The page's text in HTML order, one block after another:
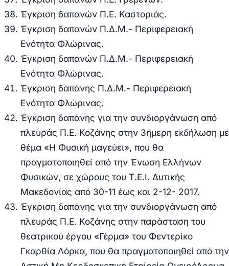
Έγκριση δαπανών Π.Ε. Καστοριάς.
Έγκριση δαπανών Π.Δ.Μ.- Περιφερειακή
Ενότητα Φλώρινας.
Έγκριση δαπανών Π.Δ.Μ.- Περιφερειακή
Ενότητα Φλώρινας.
Έγκριση δαπάνης Π.Δ.Μ.- Περιφερειακή
Ενότητα Φλώρινας.
Έγκριση δαπάνης για την συνδιοργάνωση από
πλευράς Π.Ε. Κοζάνης στην 3ήμερη εκδήλωση με
θέμα «Η Φυσική μαγεύει», που θα
πραγματοποιηθεί από την Ένωση Ελλήνων
Φυσικών, σε χώρους του Τ.Ε.Ι. Δυτικής
Μακεδονίας από 30-11 έως και 2-12- 2017.
Έγκριση δαπάνης για την συνδιοργάνωση από
πλευράς Π.Ε. Κοζάνης στην παράσταση του
θεατρικού έργου «Γέρμα» του Φεντερίκο
Γκαρθία Λόρκα, που θα πραγματοποιηθεί από την